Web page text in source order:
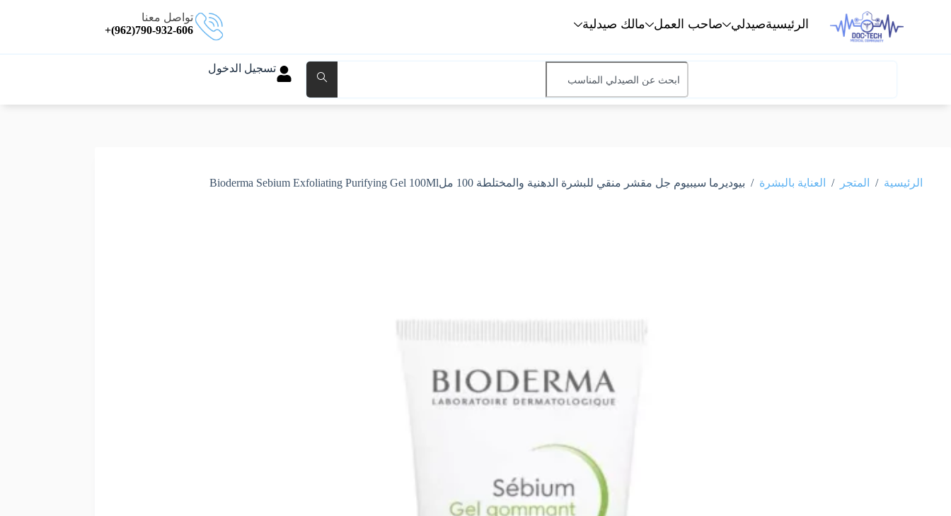
الرئيسيةصيدلي صاحب العمل مالك صيدلية
تواصل معنا
790-932-606(962)+
تسجيل الدخول
الرئيسية / المتجر / العناية بالبشرة / بيوديرما سيبيوم جل مقشر منقي للبشرة الدهنية والمختلطة 100 ملBioderma Sebium Exfoliating Purifying Gel 100Ml